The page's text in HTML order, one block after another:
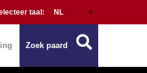
taal:
Zoek paard